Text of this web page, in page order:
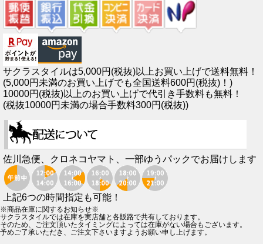
サクラスタイルは5,000円(税抜)以上お買い上げで送料無料！
(5,000円未満のお買い上げでも全国送料600円(税抜)！)
10000円(税抜)以上のお買い上げで代引き手数料も無料！
(税抜10000円未満の場合手数料300円(税抜))
佐川急便、クロネコヤマト、一部ゆうパックでお届けします
上記6つの時間指定も可能！
※商品在庫に関するお知らせ※
サクラスタイルでは在庫を実店舗と各販路で共有しております。
そのため、ご注文頂いたタイミングによっては在庫がない場合もございます。
予めご了承いただき、ご注文下さいますようお願い申し上げます。